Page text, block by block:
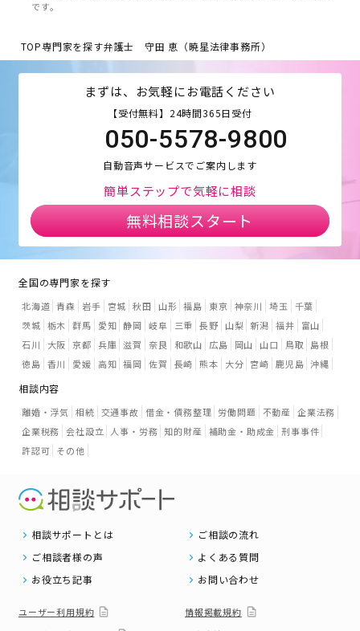
です。
TOP専門家を探す弁護士 守田 恵（暁星法律事務所）
まずは、お気軽にお電話ください
【受付無料】24時間365日受付
050-5578-9800
自動音声サービスでご案内します
簡単ステップで気軽に相談
無料相談スタート
全国の専門家を探す
北海道 青森 岩手 宮城 秋田 山形 福島 東京 神奈川 埼玉 千葉
茨城 栃木 群馬 愛知 静岡 岐阜 三重 長野 山梨 新潟 福井
富山
石川
大阪 京都 兵庫 滋賀 奈良 和歌山 広島 岡山 山口 鳥取
島根
徳島 香川 愛媛 高知 福岡 佐賀 長崎 熊本 大分 宮崎 鹿児島 沖縄
相談内容
離婚・浮気 相続 交通事故 借金・債務整理 労働問題 不動産 企業法務
企業税務 会社設立 人事・労務 知的財産 補助金・助成金 刑事事件
許認可 その他
相談サポートとは
ご相談の流れ
ご相談者様の声
よくある質問
お役立ち記事
お問い合わせ
ユーザー利用規約
情報掲載規約